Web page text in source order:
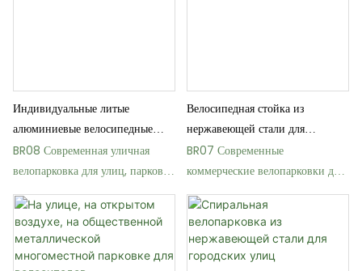
Индивидуальные литые
алюминиевые велосипедные
стойки для городских дорог
BR08 Современная уличная
велопарковка для улиц, парков и
городских проектов
Велосипедная стойка из
нержавеющей стали для
общественных парков и улиц
BR07 Современные
коммерческие велопарковки для
парков и улиц